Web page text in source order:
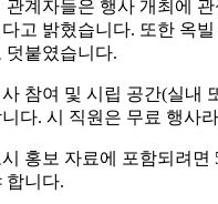
관계자들은 행사 개최에
고 밝혔습니다. 또한 옥
덧붙였습니다.
참여 및 시립 공간(실내
다. 시 직원은 무료 행사
홍보 자료에 포함되려면
합니다.